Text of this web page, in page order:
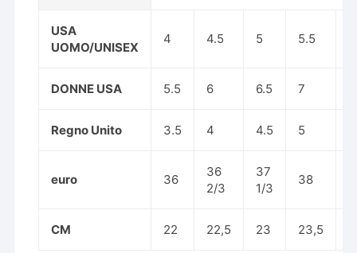
USA
UOMO/UNISEX
4 4.5 5 5.5
DONNE USA 5.5 6 6.5 7
Regno Unito 3.5 4 4.5 5
euro 36
36
2/3
37
1/3
38
CM 22 22,5 23 23,5